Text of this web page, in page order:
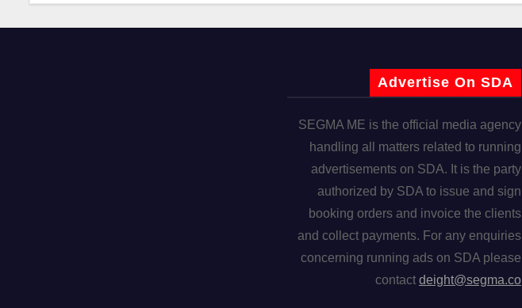
Advertise On SDA
SEGMA ME is the official media agency
handling all matters related to running
advertisements on SDA. It is the party
authorized by SDA to issue and sign
booking orders and invoice the clients
and collect payments. For any enquiries
concerning running ads on SDA please
contact deight@segma.co